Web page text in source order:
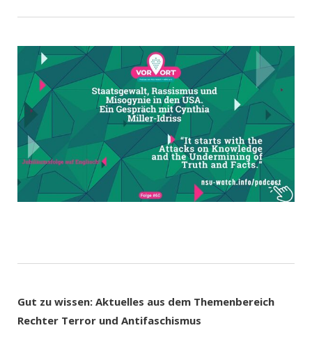
Gut zu wissen: Aktuelles aus dem Themenbereich
Rechter Terror und Antifaschismus